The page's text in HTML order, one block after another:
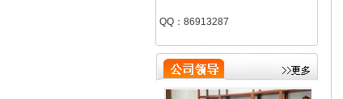
QQ：86913287